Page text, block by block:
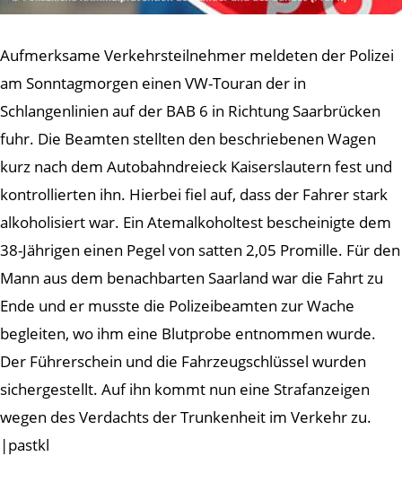
Aufmerksame Verkehrsteilnehmer meldeten der Polizei
am Sonntagmorgen einen VW-Touran der in
Schlangenlinien auf der BAB 6 in Richtung Saarbrücken
fuhr. Die Beamten stellten den beschriebenen Wagen
kurz nach dem Autobahndreieck Kaiserslautern fest und
kontrollierten ihn. Hierbei fiel auf, dass der Fahrer stark
alkoholisiert war. Ein Atemalkoholtest bescheinigte dem
38-Jährigen einen Pegel von satten 2,05 Promille. Für den
Mann aus dem benachbarten Saarland war die Fahrt zu
Ende und er musste die Polizeibeamten zur Wache
begleiten, wo ihm eine Blutprobe entnommen wurde.
Der Führerschein und die Fahrzeugschlüssel wurden
sichergestellt. Auf ihn kommt nun eine Strafanzeigen
wegen des Verdachts der Trunkenheit im Verkehr zu.
|pastkl